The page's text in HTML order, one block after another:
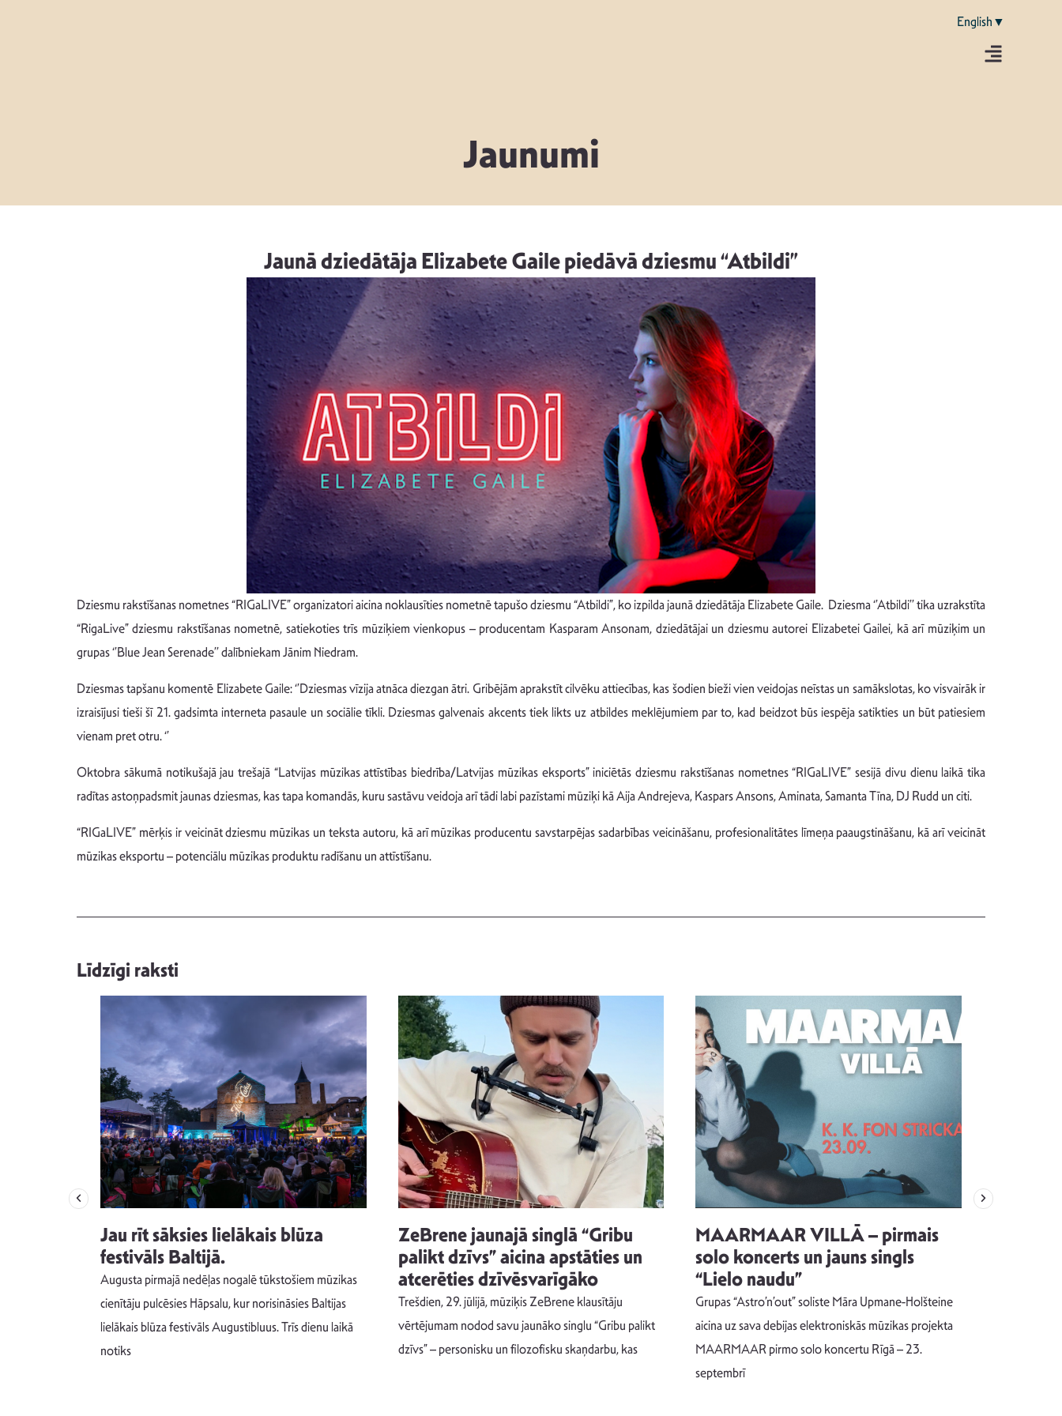
English▼
Jaunumi
Jaunā dziedātāja Elizabete Gaile piedāvā dziesmu “Atbildi”
Dziesmu rakstīšanas nometnes “RIGaLIVE” organizatori aicina noklausīties nometnē tapušo dziesmu “Atbildi”, ko izpilda jaunā dziedātāja Elizabete Gaile. Dziesma ‘’Atbildi’’ tika uzrakstīta
“RigaLive” dziesmu rakstīšanas nometnē, satiekoties trīs mūziķiem vienkopus – producentam Kasparam Ansonam, dziedātājai un dziesmu autorei Elizabetei Gailei, kā arī mūziķim un
grupas ‘’Blue Jean Serenade’’ dalībniekam Jānim Niedram.
Dziesmas tapšanu komentē Elizabete Gaile: ‘’Dziesmas vīzija atnāca diezgan ātri. Gribējām aprakstīt cilvēku attiecības, kas šodien bieži vien veidojas neīstas un samākslotas, ko visvairāk ir
izraisījusi tieši šī 21. gadsimta interneta pasaule un sociālie tīkli. Dziesmas galvenais akcents tiek likts uz atbildes meklējumiem par to, kad beidzot būs iespēja satikties un būt patiesiem
vienam pret otru. ‘’
Oktobra sākumā notikušajā jau trešajā “Latvijas mūzikas attīstības biedrība/Latvijas mūzikas eksports” iniciētās dziesmu rakstīšanas nometnes “RIGaLIVE” sesijā divu dienu laikā tika
radītas astoņpadsmit jaunas dziesmas, kas tapa komandās, kuru sastāvu veidoja arī tādi labi pazīstami mūziķi kā Aija Andrejeva, Kaspars Ansons, Aminata, Samanta Tīna, DJ Rudd un citi.
“RIGaLIVE” mērķis ir veicināt dziesmu mūzikas un teksta autoru, kā arī mūzikas producentu savstarpējas sadarbības veicināšanu, profesionalitātes līmeņa paaugstināšanu, kā arī veicināt
mūzikas eksportu – potenciālu mūzikas produktu radīšanu un attīstīšanu.
Līdzīgi raksti
Jau rīt sāksies lielākais blūza
festivāls Baltijā.
Augusta pirmajā nedēļas nogalē tūkstošiem mūzikas
cienītāju pulcēsies Hāpsalu, kur norisināsies Baltijas
lielākais blūza festivāls Augustibluus. Trīs dienu laikā
notiks
ZeBrene jaunajā singlā “Gribu
palikt dzīvs” aicina apstāties un
atcerēties dzīvēsvarīgāko
Trešdien, 29. jūlijā, mūziķis ZeBrene klausītāju
vērtējumam nodod savu jaunāko singlu “Gribu palikt
dzīvs” – personisku un filozofisku skaņdarbu, kas
MAARMAAR VILLĀ – pirmais
solo koncerts un jauns singls
“Lielo naudu”
Grupas “Astro’n’out” soliste Māra Upmane-Holšteine
aicina uz sava debijas elektroniskās mūzikas projekta
MAARMAAR pirmo solo koncertu Rīgā – 23.
septembrī